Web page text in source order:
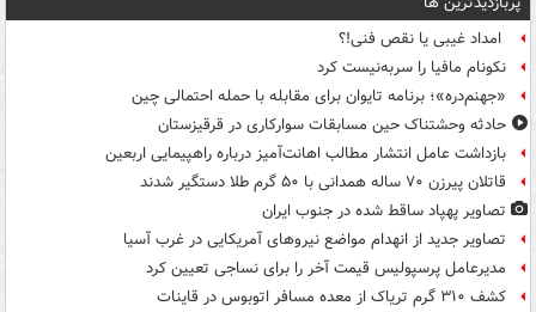
امداد غیبی یا نقص فنی!؟
نکونام مافیا را سربه‌نیست کرد
«جهنم‌دره»؛ برنامه تایوان برای مقابله با حمله احتمالی چین
حادثه وحشتناک حین مسابقات سوارکاری در قرقیزستان
بازداشت عامل انتشار مطالب اهانت‌آمیز درباره راهپیمایی اربعین
قاتلان پیرزن ۷۰ ساله همدانی با ۵۰ گرم طلا دستگیر شدند
تصاویر پهپاد ساقط شده در جنوب ایران
تصاویر جدید از انهدام مواضع نیروهای آمریکایی در غرب آسیا
مدیرعامل پرسپولیس قیمت آخر را برای نساجی تعیین کرد
کشف ۳۱۰ گرم تریاک از معده مسافر اتوبوس در قاینات